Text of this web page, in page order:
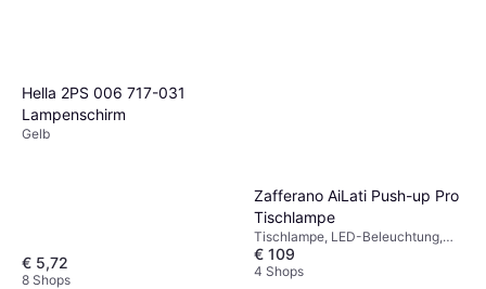
Hella 2PS 006 717-031
Lampenschirm
Gelb
€ 5,72
8 Shops
Zafferano AiLati Push-up Pro
Tischlampe
Tischlampe, LED-Beleuchtung,
Grau, IP-Schutzart: IP20
€ 109
4 Shops